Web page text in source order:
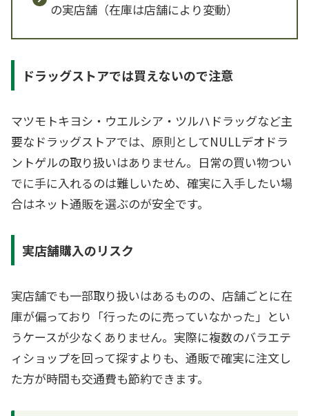
の実店舗（在庫は店舗により変動）
ドラッグストアでは買えないので注意
マツモトキヨシ・ウエルシア・ツルハドラッグなど主
要なドラッグストアでは、原則としてNULLデオドラ
ントゲルの取り扱いはありません。日常の買い物つい
でに手に入れるのは難しいため、確実に入手したい場
合はネット通販を選ぶのが安全です。
実店舗購入のリスク
実店舗でも一部取り扱いはあるものの、店舗ごとに在
庫が偏っており「行ったのに売っていなかった」とい
うケースが少なくありません。実際に複数のバラエテ
ィショップを回って探すよりも、通販で確実に注文し
た方が時間も交通費も節約できます。